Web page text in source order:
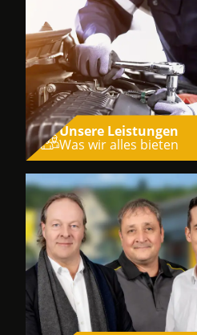
Unsere Leistungen
Was wir alles bieten